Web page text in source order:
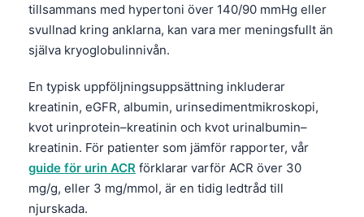
tillsammans med hypertoni över 140/90 mmHg eller
svullnad kring anklarna, kan vara mer meningsfullt än
själva kryoglobulinnivån.
En typisk uppföljningsuppsättning inkluderar
kreatinin, eGFR, albumin, urinsedimentmikroskopi,
kvot urinprotein–kreatinin och kvot urinalbumin–
kreatinin. För patienter som jämför rapporter, vår
guide för urin ACR förklarar varför ACR över 30
mg/g, eller 3 mg/mmol, är en tidig ledtråd till
njurskada.